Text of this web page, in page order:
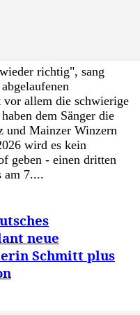
richtig", sang
vor allem die schwierige
dem Sänger die
und Mainzer Winzern
wird es kein
geben - einen dritten
am 7....
neue
Schmitt plus